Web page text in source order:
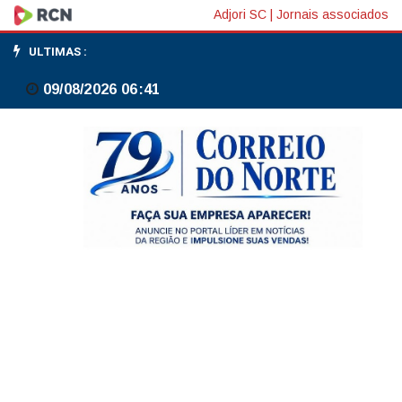
Hoje
é
Dia:
Adjori SC Jornais associados
ULTIMAS :
09/08/2026 06:41